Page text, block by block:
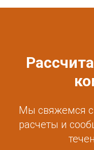
Мы свяжемся
расчеты и